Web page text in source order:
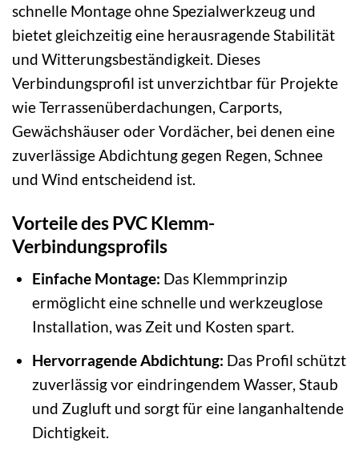
schnelle Montage ohne Spezialwerkzeug und
bietet gleichzeitig eine herausragende Stabilität
und Witterungsbeständigkeit. Dieses
Verbindungsprofil ist unverzichtbar für Projekte
wie Terrassenüberdachungen, Carports,
Gewächshäuser oder Vordächer, bei denen eine
zuverlässige Abdichtung gegen Regen, Schnee
und Wind entscheidend ist.
Vorteile des PVC Klemm-
Verbindungsprofils
Einfache Montage: Das Klemmprinzip
ermöglicht eine schnelle und werkzeuglose
Installation, was Zeit und Kosten spart.
Hervorragende Abdichtung: Das Profil schützt
zuverlässig vor eindringendem Wasser, Staub
und Zugluft und sorgt für eine langanhaltende
Dichtigkeit.